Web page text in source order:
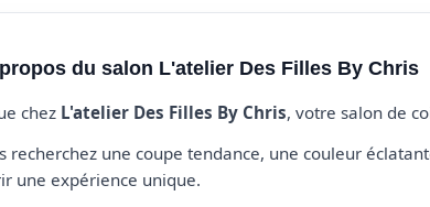
du salon L'atelier Des Filles By Chris
chez L'atelier Des Filles By Chris, votre salon de
recherchez une coupe tendance, une couleur
une expérience unique.